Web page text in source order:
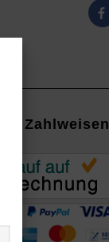
Zahlweisen